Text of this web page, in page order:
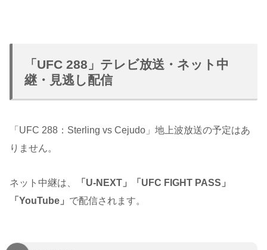
「UFC 288」テレビ放送・ネット中
継・見逃し配信
「UFC 288：Sterling vs Cejudo」地上波放送の予定はあ
りません。
ネット中継は、
「U-NEXT」「UFC FIGHT PASS」
「YouTube」 で配信されます。